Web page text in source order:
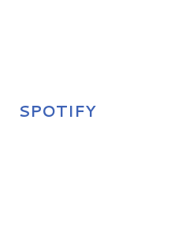
SPOTIFY